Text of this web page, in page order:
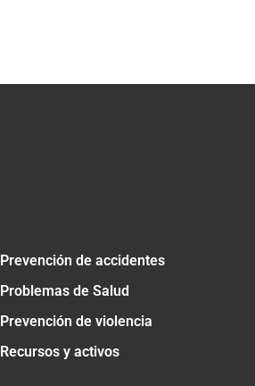
Prevención de accidentes
Problemas de Salud
Prevención de violencia
Recursos y activos